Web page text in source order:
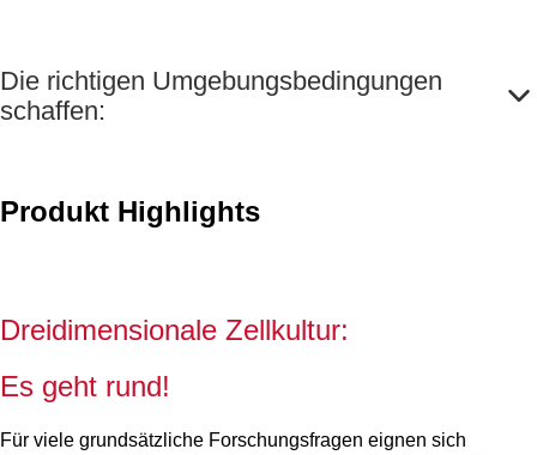
Die richtigen Umgebungsbedingungen
schaffen:
Produkt Highlights
Dreidimensionale Zellkultur:
Es geht rund!
Für viele grundsätzliche Forschungsfragen eignen sich